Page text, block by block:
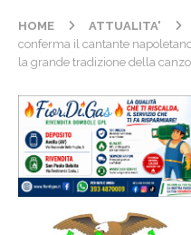
HOME ATTUALITA'
conferma il cantante
la grande tradizione della